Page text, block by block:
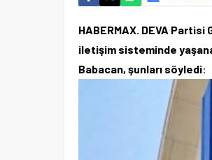
HABERMAX. DEVA
iletişim sisteminde
Babacan, şunları söyledi: